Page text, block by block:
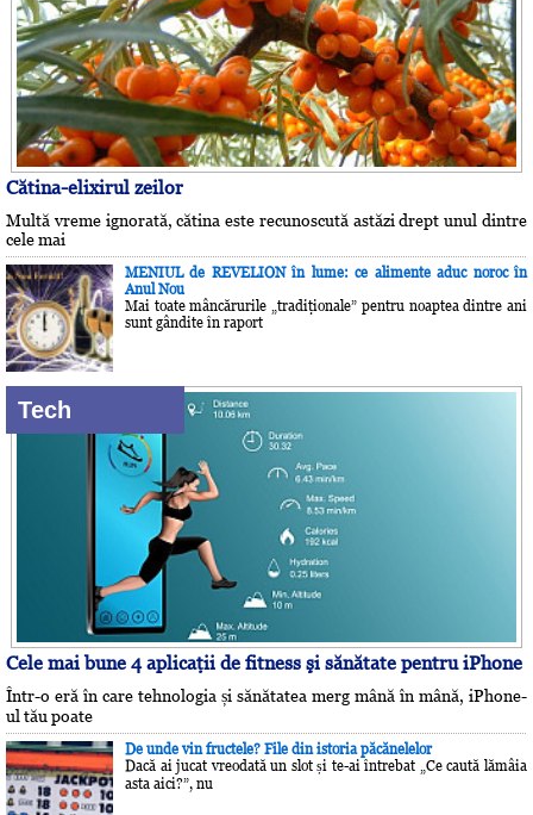
Cătina-elixirul zeilor
Multă vreme ignorată, cătina este recunoscută astăzi drept unul dintre
cele mai
MENIUL de REVELION în lume: ce alimente aduc noroc în
Anul Nou
Mai toate mâncărurile „tradiţionale” pentru noaptea dintre ani
sunt gândite în raport
Tech
Cele mai bune 4 aplicaţii de fitness şi sănătate pentru iPhone
Într-o eră în care tehnologia și sănătatea merg mână în mână, iPhone-
ul tău poate
De unde vin fructele? File din istoria păcănelelor
Dacă ai jucat vreodată un slot și te-ai întrebat „Ce caută lămâia
asta aici?”, nu